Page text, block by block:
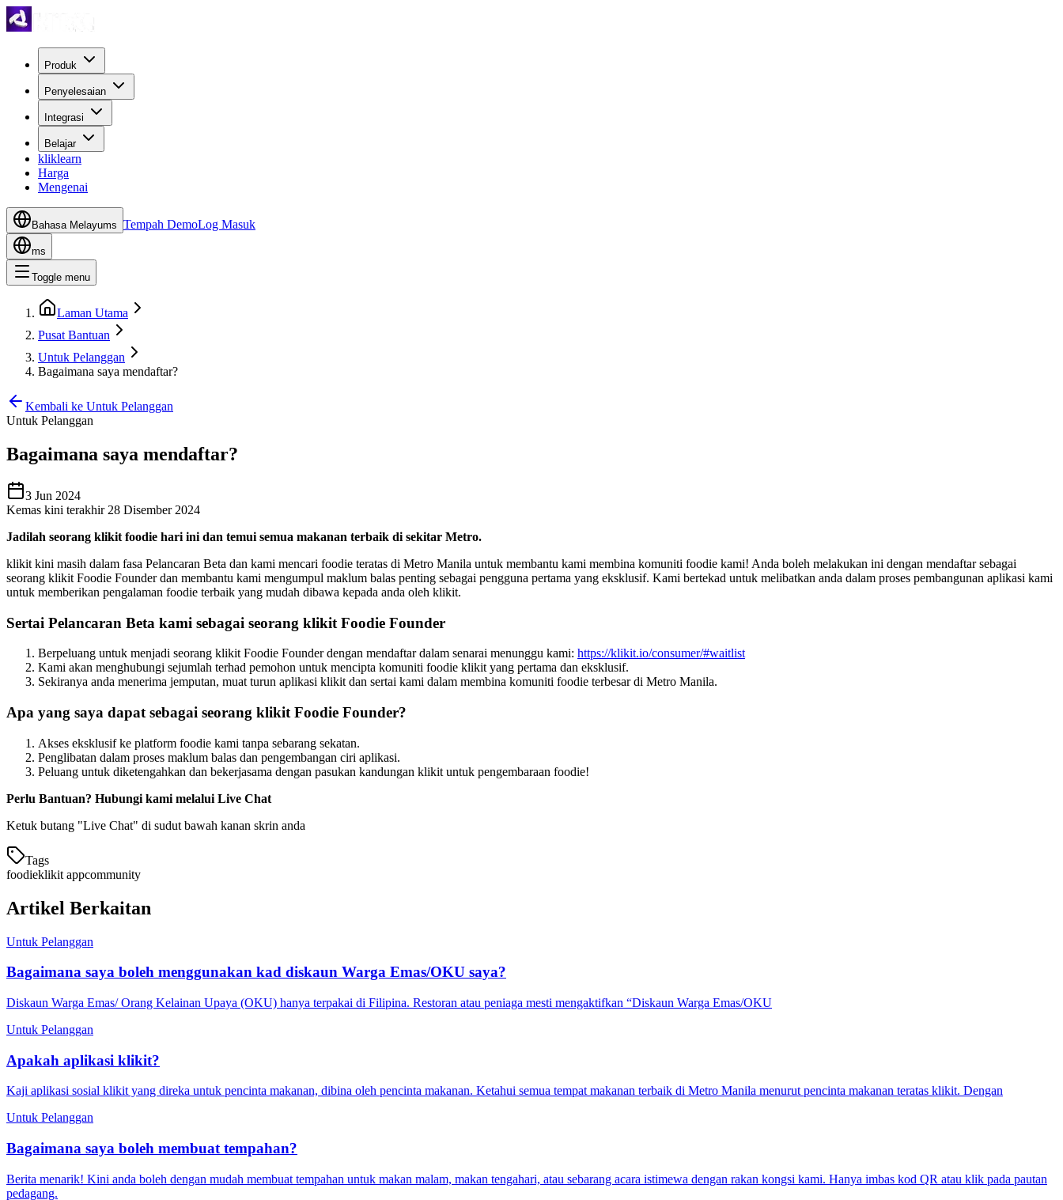
Produk
Penyelesaian
Integrasi
Belajar
kliklearn
Harga
Mengenai
Bahasa Melayums Tempah DemoLog Masuk
ms
Toggle menu
Laman Utama
Pusat Bantuan
Untuk Pelanggan
Bagaimana saya mendaftar?
Kembali ke Untuk Pelanggan
Untuk Pelanggan
Bagaimana saya mendaftar?
3 Jun 2024
Kemas kini terakhir 28 Disember 2024
Jadilah seorang klikit foodie hari ini dan temui semua makanan terbaik di sekitar Metro.
klikit kini masih dalam fasa Pelancaran Beta dan kami mencari foodie teratas di Metro Manila untuk membantu kami membina komuniti foodie kami! Anda boleh melakukan ini dengan mendaftar sebagai
seorang klikit Foodie Founder dan membantu kami mengumpul maklum balas penting sebagai pengguna pertama yang eksklusif. Kami bertekad untuk melibatkan anda dalam proses pembangunan aplikasi kami
untuk memberikan pengalaman foodie terbaik yang mudah dibawa kepada anda oleh klikit.
Sertai Pelancaran Beta kami sebagai seorang klikit Foodie Founder
Berpeluang untuk menjadi seorang klikit Foodie Founder dengan mendaftar dalam senarai menunggu kami: https://klikit.io/consumer/#waitlist
Kami akan menghubungi sejumlah terhad pemohon untuk mencipta komuniti foodie klikit yang pertama dan eksklusif.
Sekiranya anda menerima jemputan, muat turun aplikasi klikit dan sertai kami dalam membina komuniti foodie terbesar di Metro Manila.
Apa yang saya dapat sebagai seorang klikit Foodie Founder?
Akses eksklusif ke platform foodie kami tanpa sebarang sekatan.
Penglibatan dalam proses maklum balas dan pengembangan ciri aplikasi.
Peluang untuk diketengahkan dan bekerjasama dengan pasukan kandungan klikit untuk pengembaraan foodie!
Perlu Bantuan? Hubungi kami melalui Live Chat
Ketuk butang "Live Chat" di sudut bawah kanan skrin anda
Tags
foodieklikit appcommunity
Artikel Berkaitan
Untuk Pelanggan
Bagaimana saya boleh menggunakan kad diskaun Warga Emas/OKU saya?
Diskaun Warga Emas/ Orang Kelainan Upaya (OKU) hanya terpakai di Filipina. Restoran atau peniaga mesti mengaktifkan “Diskaun Warga Emas/OKU
Untuk Pelanggan
Apakah aplikasi klikit?
Kaji aplikasi sosial klikit yang direka untuk pencinta makanan, dibina oleh pencinta makanan. Ketahui semua tempat makanan terbaik di Metro Manila menurut pencinta makanan teratas klikit. Dengan
Untuk Pelanggan
Bagaimana saya boleh membuat tempahan?
Berita menarik! Kini anda boleh dengan mudah membuat tempahan untuk makan malam, makan tengahari, atau sebarang acara istimewa dengan rakan kongsi kami. Hanya imbas kod QR atau klik pada pautan
pedagang.